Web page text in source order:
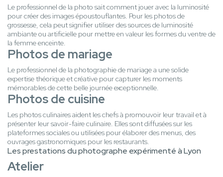
Le professionnel de la photo sait comment jouer avec la luminosité
pour créer des images époustouflantes. Pour les photos de
grossesse, cela peut signifier utiliser des sources de luminosité
ambiante ou artificielle pour mettre en valeur les formes du ventre de
la femme enceinte.
Photos de mariage
Le professionnel de la photographie de mariage a une solide
expertise théorique et créative pour capturer les moments
mémorables de cette belle journée exceptionnelle.
Photos de cuisine
Les photos culinaires aident les chefs à promouvoir leur travail et à
présenter leur savoir-faire culinaire. Elles sont diffusées sur les
plateformes sociales ou utilisées pour élaborer des menus, des
ouvrages gastronomiques pour les restaurants.
Les prestations du photographe expérimenté à Lyon
Atelier